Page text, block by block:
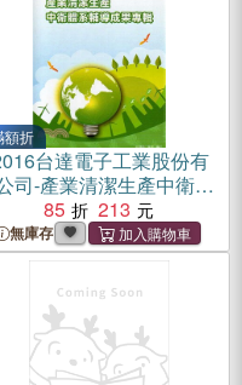
額折
台達電子工業股份有
司-產業清潔生產中衛體
輔導成果專輯
85 213
無庫存